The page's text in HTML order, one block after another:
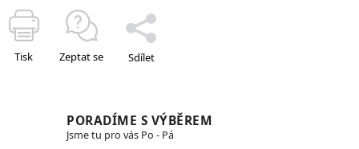
Tisk Zeptat se Sdílet
PORADÍME S VÝBĚREM
Jsme tu pro vás Po - Pá